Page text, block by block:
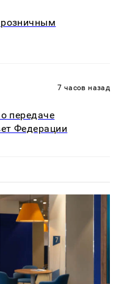
7 часов назад
передаче
Федерации